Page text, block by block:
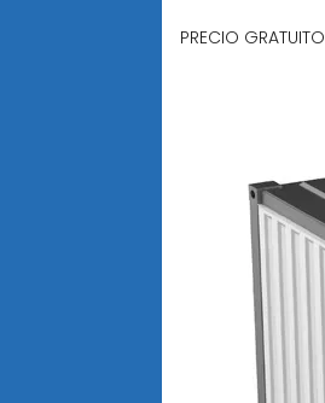
PRECIO GRATUITO